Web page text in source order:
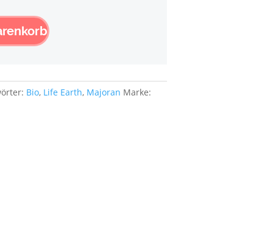
Bio, Life Earth, Majoran Marke: